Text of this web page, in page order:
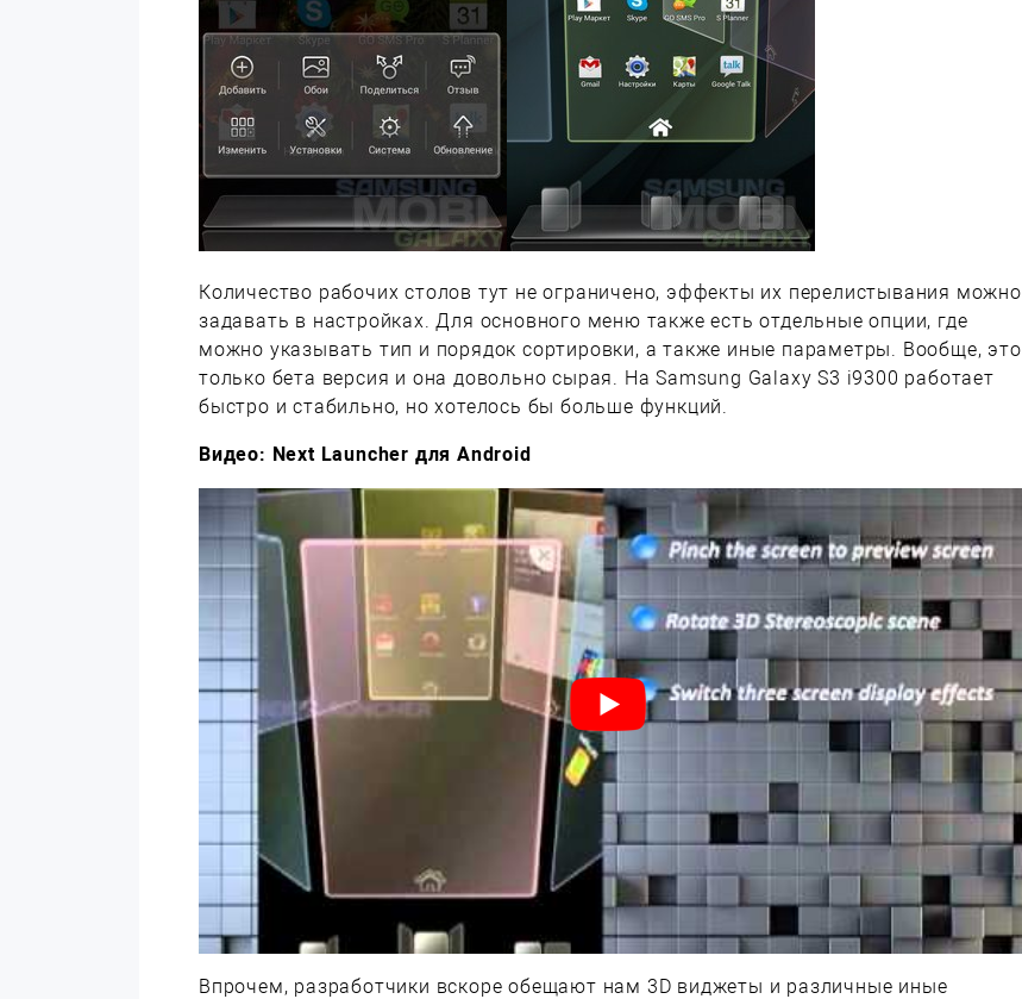
Количество рабочих столов тут не ограничено, эффекты их перелистывания можно
задавать в настройках. Для основного меню также есть отдельные опции, где
можно указывать тип и порядок сортировки, а также иные параметры. Вообще, это
только бета версия и она довольно сырая. На Samsung Galaxy S3 i9300 работает
быстро и стабильно, но хотелось бы больше функций.
Видео: Next Launcher для Android
Впрочем, разработчики вскоре обещают нам 3D виджеты и различные иные